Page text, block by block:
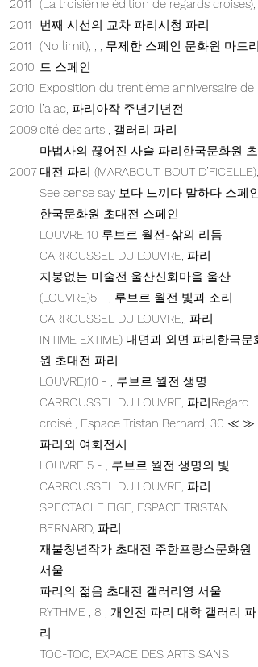
2011
2011
2011
2010
2010
2010
2009
2007
(La troisième édition de regards croises), ,
번째 시선의 교차 파리시청 파리
(No limit), , , 무제한 스페인 문화원 마드리
드 스페인
Exposition du trentième anniversaire de
l’ajac, 파리아작 주년기년전
cité des arts , 갤러리 파리
마법사의 끊어진 사슬 파리한국문화원 초
대전 파리 (MARABOUT, BOUT D’FICELLE), ,
See sense say 보다 느끼다 말하다 스페인
한국문화원 초대전 스페인
LOUVRE 10 루브르 월전-삶의 리듬 ,
CARROUSSEL DU LOUVRE, 파리
지붕없는 미술전 울산신화마을 울산
(LOUVRE)5 - , 루브르 월전 빛과 소리
CARROUSSEL DU LOUVRE,, 파리
INTIME EXTIME) 내면과 외면 파리한국문화
원 초대전 파리
LOUVRE)10 - , 루브르 월전 생명
CARROUSSEL DU LOUVRE, 파리Regard
croisé , Espace Tristan Bernard, 30 ≪ ≫
파리외 여회전시
LOUVRE 5 - , 루브르 월전 생명의 빛
CARROUSSEL DU LOUVRE, 파리
SPECTACLE FIGE, ESPACE TRISTAN
BERNARD, 파리
재불청년작가 초대전 주한프랑스문화원
서울
파리의 젊음 초대전 갤러리영 서울
RYTHME , 8 , 개인전 파리 대학 갤러리 파
리
TOC-TOC, EXPACE DES ARTS SANS